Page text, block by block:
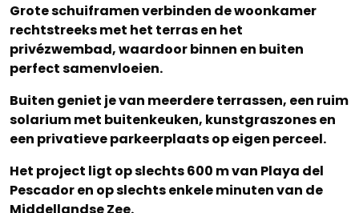
Grote schuiframen verbinden de woonkamer
rechtstreeks met het terras en het
privézwembad, waardoor binnen en buiten
perfect samenvloeien.
Buiten geniet je van meerdere terrassen, een ruim
solarium met buitenkeuken, kunstgraszones en
een privatieve parkeerplaats op eigen perceel.
Het project ligt op slechts 600 m van Playa del
Pescador en op slechts enkele minuten van de
Middellandse Zee.